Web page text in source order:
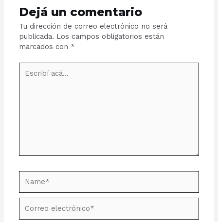
Dejá un comentario
Tu dirección de correo electrónico no será
publicada. Los campos obligatorios están
marcados con *
acá...
electrónico*